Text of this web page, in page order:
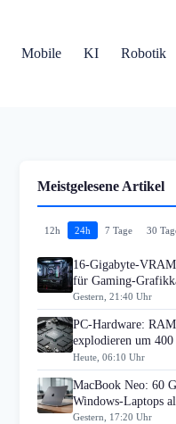
Mobile KI Robotik
Meistgelesene Artikel
12h 24h 7 Tage 30
16-Gigabyte-
für Gaming-
Gestern, 21:40 Uhr
PC-Hardware:
explodieren um 400
Heute, 06:10 Uhr
MacBook Neo: 60
Windows-Laptops
Gestern, 17:20 Uhr